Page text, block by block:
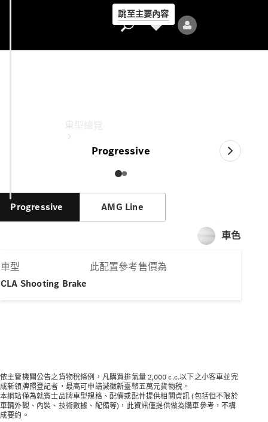
跳至主要內容
全部車型
純電動車型
插電式混合動力車型
瞭解所有相
Progressive
Progressive AMG Line
車色
車型
CLA Shooting Brake
此配置參考售價為
依主管機關公告之貨物稅條例，凡購買排氣量 2,000 c.c.以下之小客車並完
成新領牌照登記者，最高可申請減徵新臺幣五萬元貨物稅。
本網站僅為就賓士品牌車型規格、配備或配件提供相關資訊 (包括但不限於
車輛外觀、內裝、技術數據、配備等)，此資訊僅提供做為購車參考，不構
成要約。